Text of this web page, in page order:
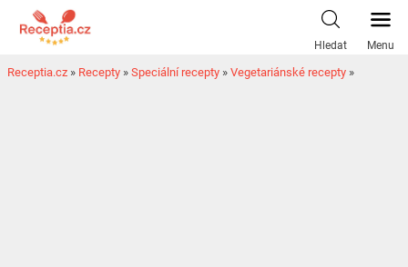
Hledat Menu
Receptia.cz » Recepty » Speciální recepty » Vegetariánské recepty »